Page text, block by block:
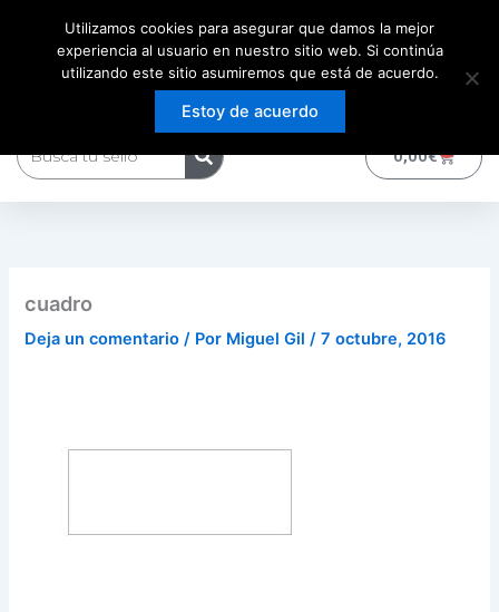
contenido
0,00€Carrito
cuadro
Deja un comentario / Por Miguel Gil /7 octubre, 2016
Utilizamos cookies para asegurar que damos la mejor
experiencia al usuario en nuestro sitio web. Si continúa
utilizando este sitio asumiremos que está de acuerdo.
Estoy de acuerdo